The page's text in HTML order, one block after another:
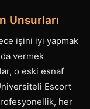
Unsurları
işini iyi yapmak
vermek
o eski esnaf
Escort
her